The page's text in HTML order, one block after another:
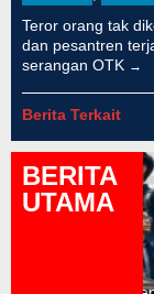
Teror orang tak
dan pesantren
serangan OTK
Berita Terkait
BERITA
UTAMA